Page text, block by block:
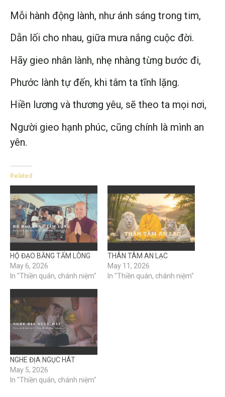
Mỗi hành động lành, như ánh sáng trong tim,
Dẫn lối cho nhau, giữa mưa nắng cuộc đời.
Hãy gieo nhân lành, nhẹ nhàng từng bước đi,
Phước lành tự đến, khi tâm ta tĩnh lặng.
Hiền lương và thương yêu, sẽ theo ta mọi nơi,
Người gieo hạnh phúc, cũng chính là mình an
yên.
Related
HỘ ĐẠO BẰNG TẤM LÒNG
May 6, 2026
In "Thiền quán, chánh niệm"
THÂN TÂM AN LẠC
May 11, 2026
In "Thiền quán, chánh niệm"
NGHE ĐỊA NGỤC HÁT
May 5, 2026
In "Thiền quán, chánh niệm"